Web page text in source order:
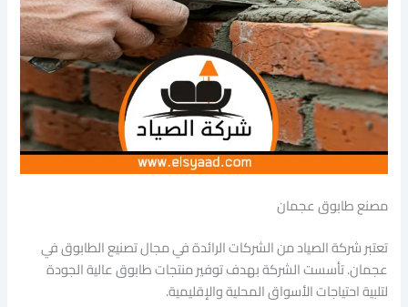
مصنع طابوق عجمان
تعتبر شركة الصياد من الشركات الرائدة في مجال تصنيع الطابوق في
عجمان. تأسست الشركة بهدف توفير منتجات طابوق عالية الجودة
لتلبية احتياجات الأسواق المحلية والإقليمية.